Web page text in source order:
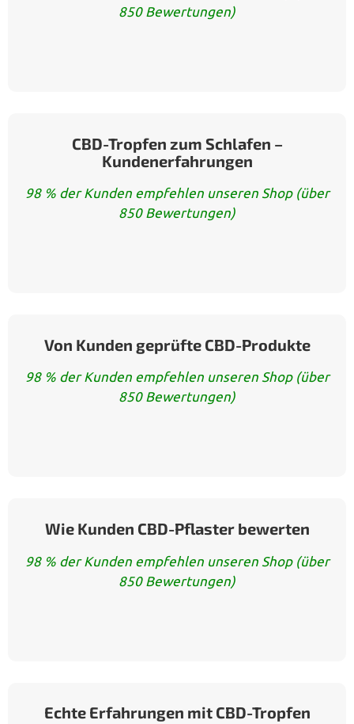
850 Bewertungen)
CBD-Tropfen zum Schlafen –
Kundenerfahrungen
98 % der Kunden empfehlen unseren Shop (über
850 Bewertungen)
Von Kunden geprüfte CBD-Produkte
98 % der Kunden empfehlen unseren Shop (über
850 Bewertungen)
Wie Kunden CBD-Pflaster bewerten
98 % der Kunden empfehlen unseren Shop (über
850 Bewertungen)
Echte Erfahrungen mit CBD-Tropfen